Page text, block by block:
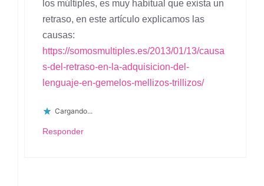
los múltiples, es muy habitual que exista un
retraso, en este artículo explicamos las
causas:
https://somosmultiples.es/2013/01/13/causa
s-del-retraso-en-la-adquisicion-del-
lenguaje-en-gemelos-mellizos-trillizos/
Cargando...
Responder